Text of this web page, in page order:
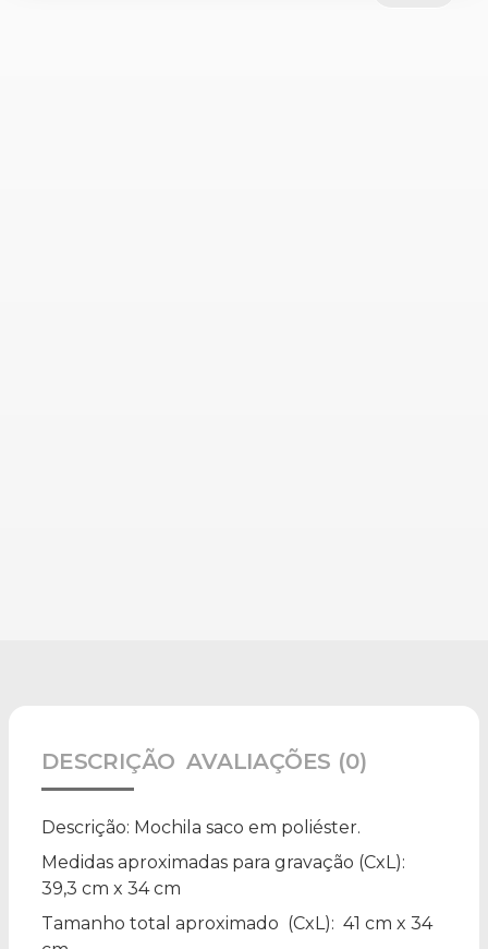
DESCRIÇÃO AVALIAÇÕES (0)
Descrição: Mochila saco em poliéster.
Medidas aproximadas para gravação (CxL):
39,3 cm x 34 cm
Tamanho total aproximado (CxL): 41 cm x 34